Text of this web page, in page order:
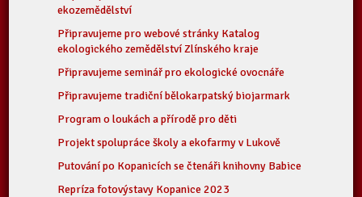
ekozemědělství
Připravujeme pro webové stránky Katalog
ekologického zemědělství Zlínského kraje
Připravujeme seminář pro ekologické ovocnáře
Připravujeme tradiční bělokarpatský biojarmark
Program o loukách a přírodě pro děti
Projekt spolupráce školy a ekofarmy v Lukově
Putování po Kopanicích se čtenáři knihovny Babice
Repríza fotovýstavy Kopanice 2023